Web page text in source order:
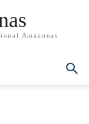
Amazonas